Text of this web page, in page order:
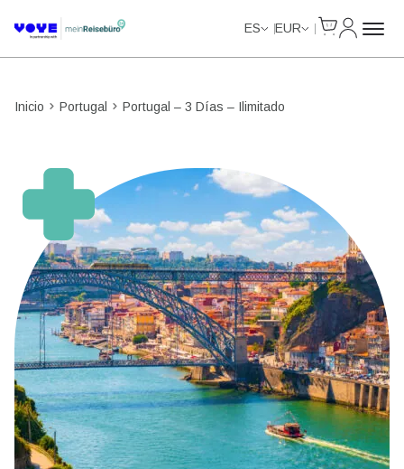
ES EUR
Inicio Portugal Portugal – 3 Días – Ilimitado